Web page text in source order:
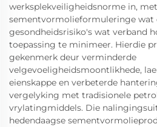
werksplekveiligheidsnorme in,
sementvormolieformuleringe wat
gesondheidsrisiko's wat verband
toepassing te minimeer. Hierdie
gekenmerk deur verminderde
velgevoeligheidsmoontlikhede,
eienskappe en verbeterde
vergelyking met tradisionele
vrylatingmiddels. Die
hedendaagse